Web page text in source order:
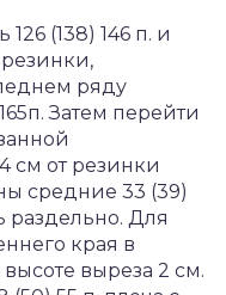
(138) 146 п. и
резинки,
ряду
Затем перейти
см от резинки
средние 33 (39)
раздельно. Для
края в
высоте выреза 2 см.